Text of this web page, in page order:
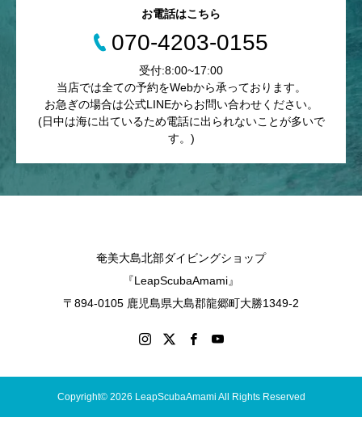
お電話はこちら
070-4203-0155
受付:8:00~17:00
当店では全ての予約をWebから承っております。
お急ぎの場合は公式LINEからお問い合わせください。
(日中は海に出ているため電話に出られないことが多いで
す。)
奄美大島北部ダイビングショップ
『LeapScubaAmami』
〒894-0105 鹿児島県大島郡龍郷町大勝1349-2
Copyright© 2026 LeapScubaAmami All Rights Reserved